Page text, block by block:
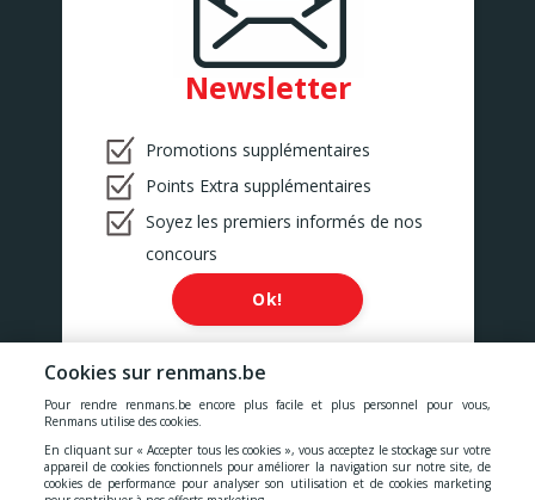
Newsletter
Promotions supplémentaires
Points Extra supplémentaires
Soyez les premiers informés de nos
concours
Ok!
Nos prix comprennent toutes les taxes, la TVA, les droits et les
services.
Cookies sur renmans.be
Pour rendre renmans.be encore plus facile et plus personnel pour vous,
Renmans utilise des cookies.
En cliquant sur « Accepter tous les cookies », vous acceptez le stockage sur votre
appareil de cookies fonctionnels pour améliorer la navigation sur notre site, de
cookies de performance pour analyser son utilisation et de cookies marketing